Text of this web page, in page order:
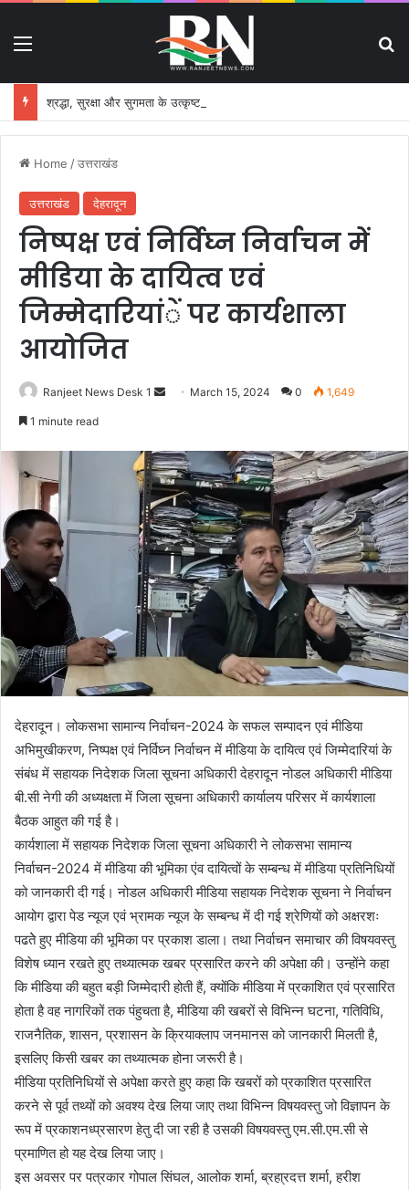
Home /उत्तराखंड
उत्तराखंड देहरादून
निष्पक्ष एवं निर्विघ्न निर्वाचन में
मीडिया के दायित्व एवं
जिम्मेदारियांें पर कार्यशाला
आयोजित
Ranjeet News Desk 1
d
a
n
e
m
a
i
l
March 15, 2024 0 1,649
1 minute read
देहरादून। लोकसभा सामान्य निर्वाचन-2024 के सफल सम्पादन एवं मीडिया
अभिमुखीकरण, निष्पक्ष एवं निर्विघ्न निर्वाचन में मीडिया के दायित्व एवं जिम्मेदारियां के
संबंध में सहायक निदेशक जिला सूचना अधिकारी देहरादून नोडल अधिकारी मीडिया
बी.सी नेगी की अध्यक्षता में जिला सूचना अधिकारी कार्यालय परिसर में कार्यशाला
बैठक आहुत की गई है।
कार्यशाला में सहायक निदेशक जिला सूचना अधिकारी ने लोकसभा सामान्य
निर्वाचन-2024 में मीडिया की भूमिका एंव दायित्वों के सम्बन्ध में मीडिया प्रतिनिधियों
को जानकारी दी गई। नोडल अधिकारी मीडिया सहायक निदेशक सूचना ने निर्वाचन
आयोग द्वारा पेड न्यूज एवं भ्रामक न्यूज के सम्बन्ध में दी गई श्रेणियों को अक्षरशः
पढतेे हुए मीडिया की भूमिका पर प्रकाश डाला। तथा निर्वाचन समाचार की विषयवस्तु
विशेष ध्यान रखते हुए तथ्यात्मक खबर प्रसारित करने की अपेक्षा की। उन्होंने कहा
कि मीडिया की बहुत बड़ी जिम्मेदारी होती हैं, क्योंकि मीडिया में प्रकाशित एवं प्रसारित
होता है वह नागरिकों तक पंहुचता है, मीडिया की खबरों से विभिन्न घटना, गतिविधि,
राजनैतिक, शासन, प्रशासन के क्रियाक्लाप जनमानस को जानकारी मिलती है,
इसलिए किसी खबर का तथ्यात्मक होना जरूरी है।
मीडिया प्रतिनिधियों से अपेक्षा करते हुए कहा कि खबरों को प्रकाशित प्रसारित
करने से पूर्व तथ्यों को अवश्य देख लिया जाए तथा विभिन्न विषयवस्तु जो विज्ञापन के
रूप में प्रकाशनध्प्रसारण हेतु दी जा रही है उसकी विषयवस्तु एम.सी.एम.सी से
प्रमाणित हो यह देख लिया जाए।
इस अवसर पर पत्रकार गोपाल सिंघल, आलोक शर्मा, ब्रहा्रदत्त शर्मा, हरीश